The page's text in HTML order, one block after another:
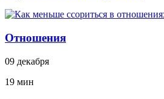
Отношения
09 декабря
19 мин